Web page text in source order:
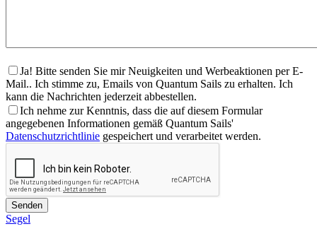
Ja! Bitte senden Sie mir Neuigkeiten und Werbeaktionen per E-
Mail.. Ich stimme zu, Emails von Quantum Sails zu erhalten. Ich
kann die Nachrichten jederzeit abbestellen.
Ich nehme zur Kenntnis, dass die auf diesem Formular
angegebenen Informationen gemäß Quantum Sails'
Datenschutzrichtlinie gespeichert und verarbeitet werden.
Segel